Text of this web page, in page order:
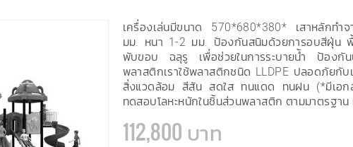
เครื่องเล่นมีขนาด 570*680*380* เสาหลักทำ
มม. หนา 1-2 มม. ป้องกันสนิมด้วยการอบสีฝุ่น พื้
พับขอบ ฉลุรู เพื่อช่วยในการระบายน้ำ ป้องกั
พลาสติกเราใช้พลาสติกชนิด LLDPE ปลอดภัยกับ
สิ่งแวดล้อม สีสัน สดใส ทนแดด ทนฝน (*มีเอกส
ทดสอบโลหะหนักในชิ้นส่วนพลาสติก ตามมาตรฐา
112,800 บาท